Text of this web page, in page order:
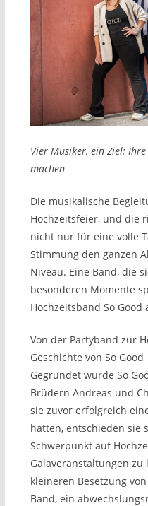
Vier Musiker, ein Ziel:
machen
Die musikalische
Hochzeitsfeier, und die
nicht nur für eine volle
Stimmung den ganzen
Niveau. Eine Band, die
besonderen Momente
Hochzeitsband So
Von der Partyband zur
Geschichte von So Good
Gegründet wurde So
Brüdern Andreas und
sie zuvor erfolgreich
hatten, entschieden sie
Schwerpunkt auf
Galaveranstaltungen
kleineren Besetzung
Band, ein